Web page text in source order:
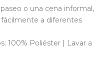
o una cena informal,
a diferentes
100% Poliéster | Lavar a